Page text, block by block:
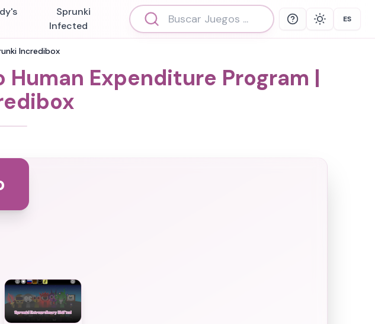
Sprunki
Infected
Help Theme Select
ES
Incredibox
Expenditure Program |